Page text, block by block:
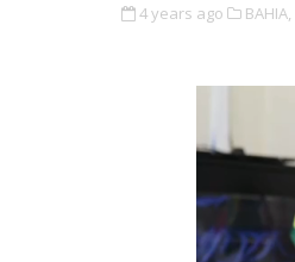
4 years ago BAHIA,